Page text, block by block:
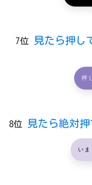
7位 見たら押し
押
8位 見たら絶対
い